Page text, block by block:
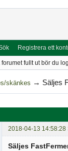
Registrera ett
fullt ut bör du
skänkes → Säljes
2018-04-13 14:58:28
Säljes